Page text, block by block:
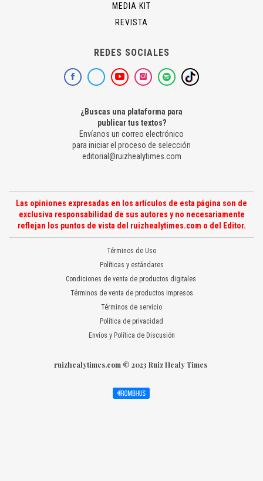
MEDIA KIT
REVISTA
REDES SOCIALES
¿Buscas una plataforma para
publicar tus textos?
Envíanos un correo electrónico
para iniciar el proceso de selección
editorial@ruizhealytimes.com
Las opiniones expresadas en los artículos de esta página son de
exclusiva responsabilidad de sus autores y no necesariamente
reflejan los puntos de vista del ruizhealytimes.com o del Editor.
Términos de Uso
Políticas y estándares
Condiciones de venta de productos digitales
Términos de venta de productos impresos
Términos de servicio
Política de privacidad
Envíos y Política de Discusión
ruizhealytimes.com © 2023 Ruiz Healy Times